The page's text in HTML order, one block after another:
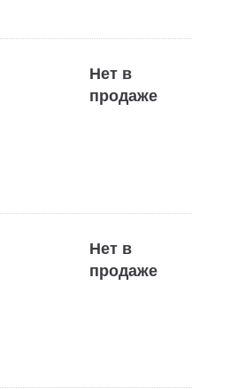
Нет в
продаже
Нет в
продаже